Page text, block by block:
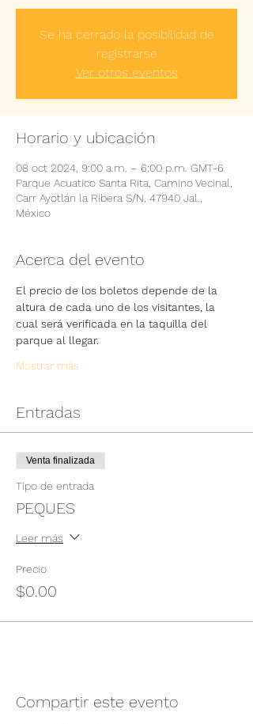
Se ha cerrado la posibilidad de
registrarse
Ver otros eventos
Horario y ubicación
08 oct 2024, 9:00 a.m. – 6:00 p.m. GMT-6
Parque Acuatico Santa Rita, Camino Vecinal,
Carr Ayotlán la Ribera S/N, 47940 Jal.,
México
Acerca del evento
El precio de los boletos depende de la
altura de cada uno de los visitantes, la
cual será verificada en la taquilla del
parque al llegar.
Mostrar más
Entradas
Venta finalizada
Tipo de entrada
PEQUES
Leer más
Precio
$0.00
Compartir este evento